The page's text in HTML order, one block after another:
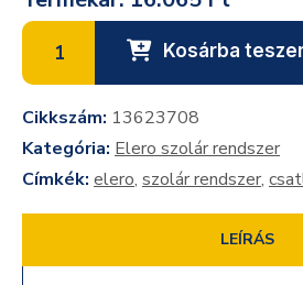
Kosárba
Cikkszám: 13623708
Kategória: Elero szolár rendszer
Címkék: elero, szolár rendszer,
LEÍRÁS